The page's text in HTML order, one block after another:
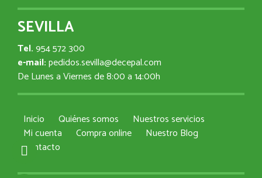
SEVILLA
Tel.954 572 300
e-mail:pedidos.sevilla@decepal.com
De Lunes a Viernes de 8:00 a 14:00h
Inicio Quiénes somos
Nuestros servicios
Mi cuenta
Compra online
Nuestro Blog
Contacto